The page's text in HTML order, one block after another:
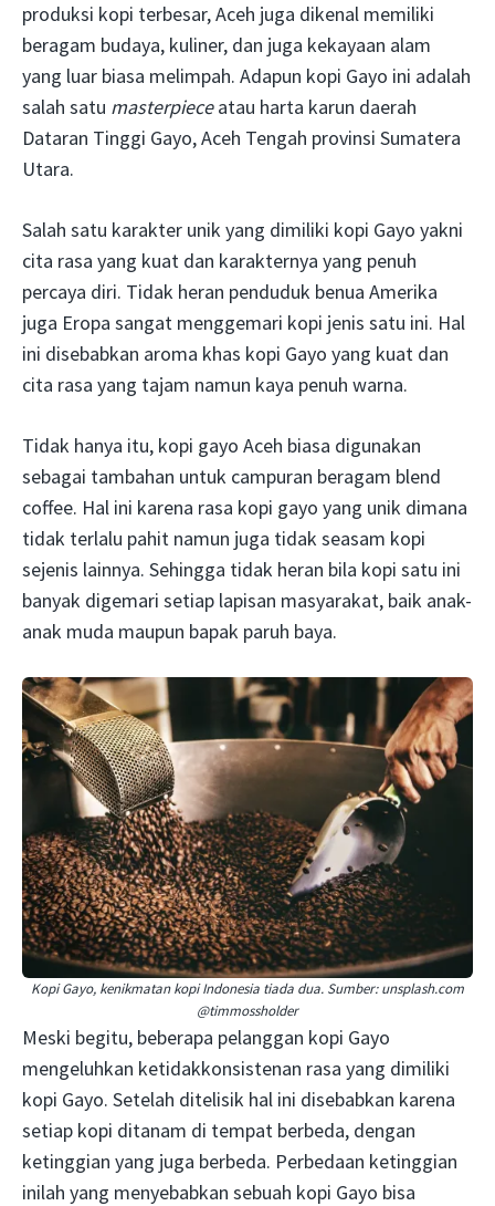
produksi kopi terbesar, Aceh juga dikenal memiliki
beragam budaya, kuliner, dan juga kekayaan alam
yang luar biasa melimpah. Adapun kopi Gayo ini adalah
salah satu masterpieceatau harta karun daerah
Dataran Tinggi Gayo, Aceh Tengah provinsi Sumatera
Utara.
Salah satu karakter unik yang dimiliki kopi Gayo yakni
cita rasa yang kuat dan karakternya yang penuh
percaya diri. Tidak heran penduduk benua Amerika
juga Eropa sangat menggemari kopi jenis satu ini. Hal
ini disebabkan aroma khas kopi Gayo yang kuat dan
cita rasa yang tajam namun kaya penuh warna.
Tidak hanya itu, kopi gayo Aceh biasa digunakan
sebagai tambahan untuk campuran beragam blend
coffee. Hal ini karena rasa kopi gayo yang unik dimana
tidak terlalu pahit namun juga tidak seasam kopi
sejenis lainnya. Sehingga tidak heran bila kopi satu ini
banyak digemari setiap lapisan masyarakat, baik anak-
anak muda maupun bapak paruh baya.
Kopi Gayo, kenikmatan kopi Indonesia tiada dua. Sumber: unsplash.com
@timmossholder
Meski begitu, beberapa pelanggan kopi Gayo
mengeluhkan ketidakkonsistenan rasa yang dimiliki
kopi Gayo. Setelah ditelisik hal ini disebabkan karena
setiap kopi ditanam di tempat berbeda, dengan
ketinggian yang juga berbeda. Perbedaan ketinggian
inilah yang menyebabkan sebuah kopi Gayo bisa